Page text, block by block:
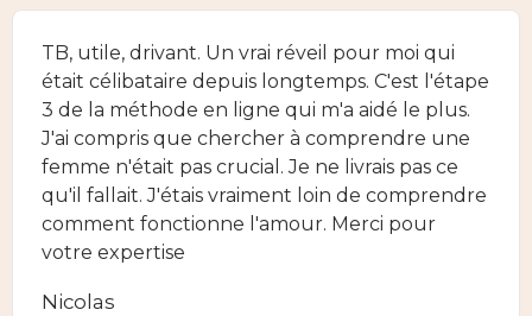
TB, utile, drivant. Un vrai réveil pour moi qui
était célibataire depuis longtemps. C'est l'étape
3 de la méthode en ligne qui m'a aidé le plus.
J'ai compris que chercher à comprendre une
femme n'était pas crucial. Je ne livrais pas ce
qu'il fallait. J'étais vraiment loin de comprendre
comment fonctionne l'amour. Merci pour
votre expertise
Nicolas